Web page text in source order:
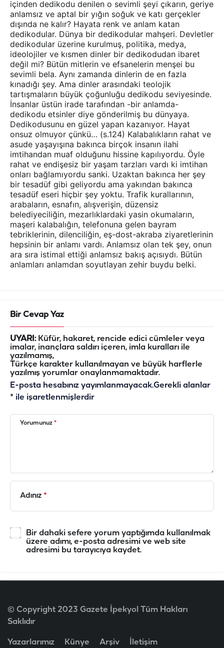
içinden dedikodu denilen o sevimli şeyi çıkarın, geriye
anlamsız ve aptal bir yığın soğuk ve katı gerçekler
dışında ne kalır? Hayata renk ve anlam katan
dedikodular. Dünya bir dedikodular mahşeri. Devletler
dedikodular üzerine kurulmuş, politika, medya,
ideolojiler ve kısmen dinler bir dedikodudan ibaret
değil mi? Bütün mitlerin ve efsanelerin menşei bu
sevimli bela. Aynı zamanda dinlerin de en fazla
kınadığı şey. Ama dinler arasındaki teolojik
tartışmaların büyük çoğunluğu dedikodu seviyesinde.
İnsanlar üstün irade tarafından -bir anlamda-
dedikodu etsinler diye gönderilmiş bu dünyaya.
Dedikodusunu en güzel yapan kazanıyor. Hayat
onsuz olmuyor çünkü… (s.124) Kalabalıkların rahat ve
asude yaşayışına bakınca birçok insanın ilahi
imtihandan muaf olduğunu hissine kapılıyordu. Öyle
rahat ve endişesiz bir yaşam tarzları vardı ki imtihan
onları bağlamıyordu sanki. Uzaktan bakınca her şey
bir tesadüf gibi geliyordu ama yakından bakınca
tesadüf eseri hiçbir şey yoktu. Trafik kurallarının,
arabaların, esnafın, alışverişin, düzensiz
belediyeciliğin, mezarlıklardaki yasin okumaların,
maşeri kalabalığın, telefonuna gelen bayram
tebriklerinin, dilenciliğin, eş-dost-akraba ziyaretlerinin
hepsinin bir anlamı vardı. Anlamsız olan tek şey, onun
ara sıra istimal ettiği anlamsız bakış açısıydı. Bütün
anlamları anlamdan soyutlayan zehir buydu belki.
Bir Cevap Yaz
UYARI:Küfür, hakaret, rencide edici cümleler veya
imalar, inançlara saldırı içeren, imla kuralları ile
yazılmamış,
Türkçe karakter kullanılmayan ve büyük harflerle
yazılmış yorumlar onaylanmamaktadır.
E-posta hesabınız yayımlanmayacak.Gerekli alanlar
* ile işaretlenmişlerdir
Yorumunuz *
Adınız *
Bir dahaki sefere yorum yaptığımda kullanılmak
üzere adımı, e-posta adresimi ve web site
adresimi bu tarayıcıya kaydet.
© Copyright 2023 Gazete İpekyol Tüm Hakları
Saklıdır
Yazarlarımız Künye Arşiv İletişim